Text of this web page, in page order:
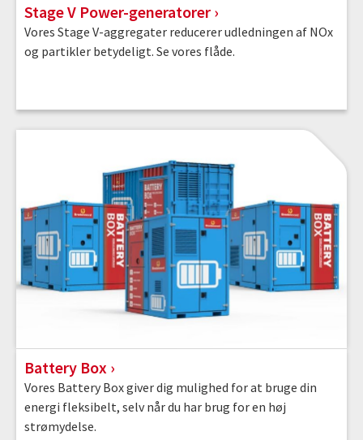
Stage V Power-generatorer
Vores Stage V-aggregater reducerer udledningen af NOx
og partikler betydeligt. Se vores flåde.
Battery Box
Vores Battery Box giver dig mulighed for at bruge din
energi fleksibelt, selv når du har brug for en høj
strømydelse.